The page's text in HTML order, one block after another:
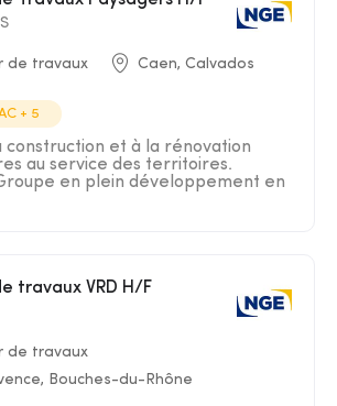
de travaux Caen, Calvados
+ 5
construction et à la rénovation
au service des territoires.
en plein développement en
travaux VRD H/F
de travaux
Bouches-du-Rhône